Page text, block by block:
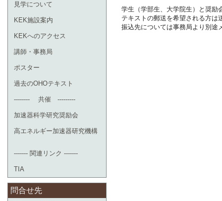
見学について
KEK施設案内
KEKへのアクセス
講師・事務局
ポスター
過去のOHOテキスト
-------- 共催 ---------
加速器科学研究奨励会
高エネルギー加速器研究機構
------- 関連リンク -------
TIA
問合せ先
学生（学部生、大学院生）と奨励
テキストの郵送を希望される方は
振込先については事務局より別途